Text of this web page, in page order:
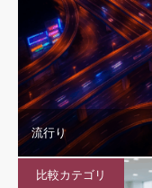
流行り
比較カテゴリ